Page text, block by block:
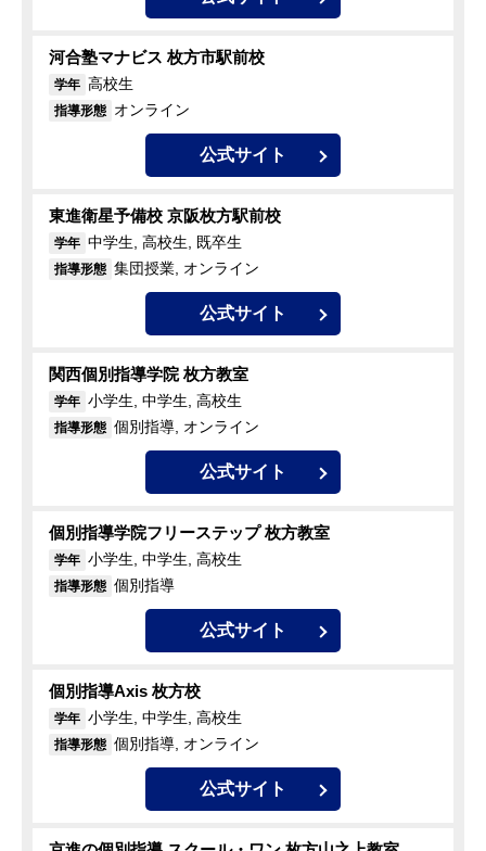
河合塾マナビス 枚方市駅前校
学年 高校生
指導形態 オンライン
公式サイト
東進衛星予備校 京阪枚方駅前校
学年 中学生, 高校生, 既卒生
指導形態 集団授業, オンライン
公式サイト
関西個別指導学院 枚方教室
学年 小学生, 中学生, 高校生
指導形態 個別指導, オンライン
公式サイト
個別指導学院フリーステップ 枚方教室
学年 小学生, 中学生, 高校生
指導形態 個別指導
公式サイト
個別指導Axis 枚方校
学年 小学生, 中学生, 高校生
指導形態 個別指導, オンライン
公式サイト